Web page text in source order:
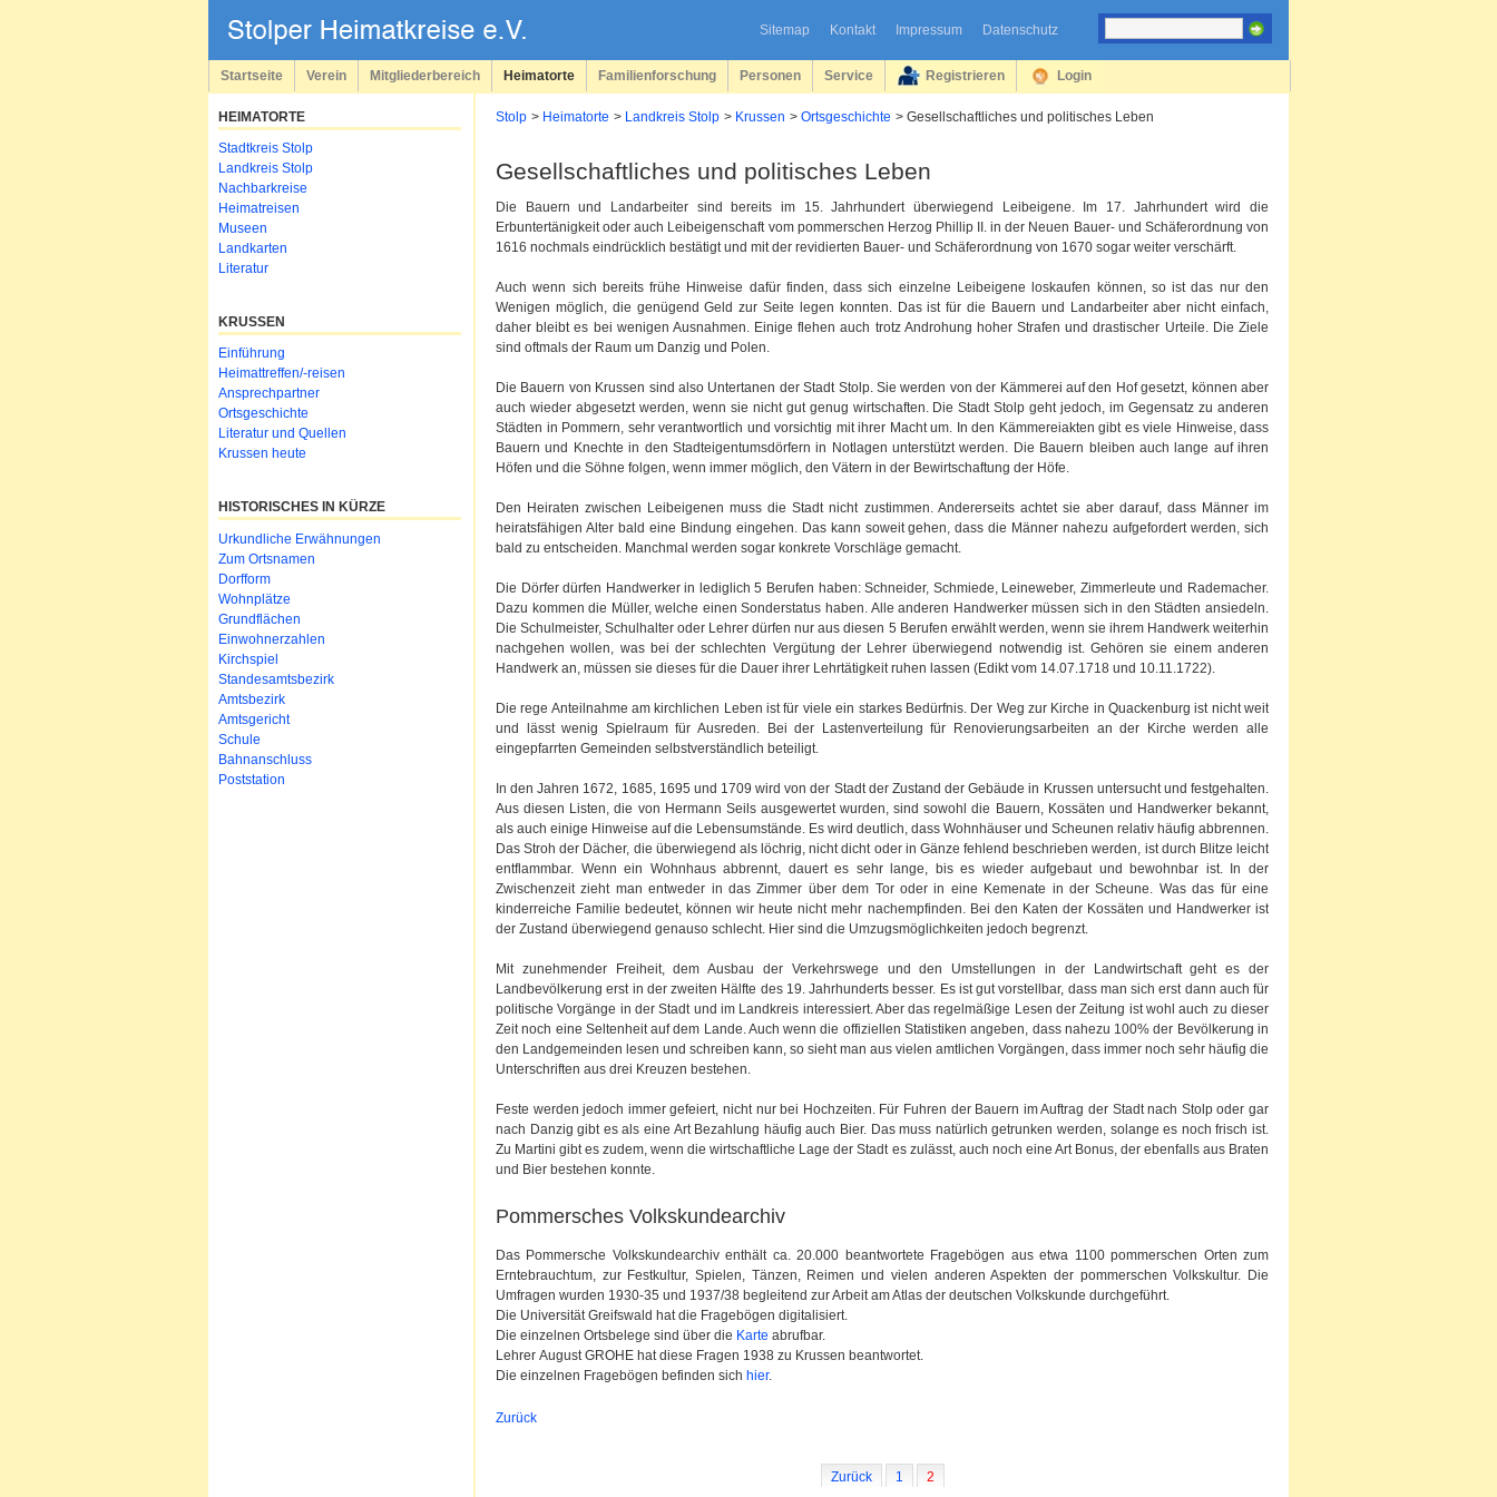
Sitemap Kontakt Impressum Datenschutz
überspringen
Startseite Verein Mitgliederbereich Heimatorte Familienforschung Personen Service Registrieren Login
Stolp Heimatorte Landkreis Stolp Krussen Ortsgeschichte Gesellschaftliches und politisches Leben
Gesellschaftliches und politisches Leben
Die Bauern und Landarbeiter sind bereits im 15. Jahrhundert überwiegend Leibeigene. Im 17. Jahrhundert wird die
Erbuntertänigkeit oder auch Leibeigenschaft vom pommerschen Herzog Phillip II. in der Neuen Bauer- und Schäferordnung von
1616 nochmals eindrücklich bestätigt und mit der revidierten Bauer- und Schäferordnung von 1670 sogar weiter verschärft.
Auch wenn sich bereits frühe Hinweise dafür finden, dass sich einzelne Leibeigene loskaufen können, so ist das nur den
Wenigen möglich, die genügend Geld zur Seite legen konnten. Das ist für die Bauern und Landarbeiter aber nicht einfach,
daher bleibt es bei wenigen Ausnahmen. Einige flehen auch trotz Androhung hoher Strafen und drastischer Urteile. Die Ziele
sind oftmals der Raum um Danzig und Polen.
Die Bauern von Krussen sind also Untertanen der Stadt Stolp. Sie werden von der Kämmerei auf den Hof gesetzt, können aber
auch wieder abgesetzt werden, wenn sie nicht gut genug wirtschaften. Die Stadt Stolp geht jedoch, im Gegensatz zu anderen
Städten in Pommern, sehr verantwortlich und vorsichtig mit ihrer Macht um. In den Kämmereiakten gibt es viele Hinweise, dass
Bauern und Knechte in den Stadteigentumsdörfern in Notlagen unterstützt werden. Die Bauern bleiben auch lange auf ihren
Höfen und die Söhne folgen, wenn immer möglich, den Vätern in der Bewirtschaftung der Höfe.
Den Heiraten zwischen Leibeigenen muss die Stadt nicht zustimmen. Andererseits achtet sie aber darauf, dass Männer im
heiratsfähigen Alter bald eine Bindung eingehen. Das kann soweit gehen, dass die Männer nahezu aufgefordert werden, sich
bald zu entscheiden. Manchmal werden sogar konkrete Vorschläge gemacht.
Die Dörfer dürfen Handwerker in lediglich 5 Berufen haben: Schneider, Schmiede, Leineweber, Zimmerleute und Rademacher.
Dazu kommen die Müller, welche einen Sonderstatus haben. Alle anderen Handwerker müssen sich in den Städten ansiedeln.
Die Schulmeister, Schulhalter oder Lehrer dürfen nur aus diesen 5 Berufen erwählt werden, wenn sie ihrem Handwerk weiterhin
nachgehen wollen, was bei der schlechten Vergütung der Lehrer überwiegend notwendig ist. Gehören sie einem anderen
Handwerk an, müssen sie dieses für die Dauer ihrer Lehrtätigkeit ruhen lassen (Edikt vom 14.07.1718 und 10.11.1722).
Die rege Anteilnahme am kirchlichen Leben ist für viele ein starkes Bedürfnis. Der Weg zur Kirche in Quackenburg ist nicht weit
und lässt wenig Spielraum für Ausreden. Bei der Lastenverteilung für Renovierungsarbeiten an der Kirche werden alle
eingepfarrten Gemeinden selbstverständlich beteiligt.
In den Jahren 1672, 1685, 1695 und 1709 wird von der Stadt der Zustand der Gebäude in Krussen untersucht und festgehalten.
Aus diesen Listen, die von Hermann Seils ausgewertet wurden, sind sowohl die Bauern, Kossäten und Handwerker bekannt,
als auch einige Hinweise auf die Lebensumstände. Es wird deutlich, dass Wohnhäuser und Scheunen relativ häufig abbrennen.
Das Stroh der Dächer, die überwiegend als löchrig, nicht dicht oder in Gänze fehlend beschrieben werden, ist durch Blitze leicht
entflammbar. Wenn ein Wohnhaus abbrennt, dauert es sehr lange, bis es wieder aufgebaut und bewohnbar ist. In der
Zwischenzeit zieht man entweder in das Zimmer über dem Tor oder in eine Kemenate in der Scheune. Was das für eine
kinderreiche Familie bedeutet, können wir heute nicht mehr nachempfinden. Bei den Katen der Kossäten und Handwerker ist
der Zustand überwiegend genauso schlecht. Hier sind die Umzugsmöglichkeiten jedoch begrenzt.
Mit zunehmender Freiheit, dem Ausbau der Verkehrswege und den Umstellungen in der Landwirtschaft geht es der
Landbevölkerung erst in der zweiten Hälfte des 19. Jahrhunderts besser. Es ist gut vorstellbar, dass man sich erst dann auch für
politische Vorgänge in der Stadt und im Landkreis interessiert. Aber das regelmäßige Lesen der Zeitung ist wohl auch zu dieser
Zeit noch eine Seltenheit auf dem Lande. Auch wenn die offiziellen Statistiken angeben, dass nahezu 100% der Bevölkerung in
den Landgemeinden lesen und schreiben kann, so sieht man aus vielen amtlichen Vorgängen, dass immer noch sehr häufig die
Unterschriften aus drei Kreuzen bestehen.
Feste werden jedoch immer gefeiert, nicht nur bei Hochzeiten. Für Fuhren der Bauern im Auftrag der Stadt nach Stolp oder gar
nach Danzig gibt es als eine Art Bezahlung häufig auch Bier. Das muss natürlich getrunken werden, solange es noch frisch ist.
Zu Martini gibt es zudem, wenn die wirtschaftliche Lage der Stadt es zulässt, auch noch eine Art Bonus, der ebenfalls aus Braten
und Bier bestehen konnte.
Pommersches Volkskundearchiv
Das Pommersche Volkskundearchiv enthält ca. 20.000 beantwortete Fragebögen aus etwa 1100 pommerschen Orten zum
Erntebrauchtum, zur Festkultur, Spielen, Tänzen, Reimen und vielen anderen Aspekten der pommerschen Volkskultur. Die
Umfragen wurden 1930-35 und 1937/38 begleitend zur Arbeit am Atlas der deutschen Volkskunde durchgeführt.
Die Universität Greifswald hat die Fragebögen digitalisiert.
Die einzelnen Ortsbelege sind über die Karte abrufbar.
Lehrer August GROHE hat diese Fragen 1938 zu Krussen beantwortet.
Die einzelnen Fragebögen befinden sich hier.
Zurück
Zurück 1 2
HEIMATORTE
Navigation
überspringen
Stadtkreis Stolp
Landkreis Stolp
Nachbarkreise
Heimatreisen
Museen
Landkarten
Literatur
KRUSSEN
Navigation
überspringen
Einführung
Heimattreffen/-reisen
Ansprechpartner
Ortsgeschichte
Literatur und Quellen
Krussen heute
HISTORISCHES IN KÜRZE
Urkundliche Erwähnungen
Zum Ortsnamen
Dorfform
Wohnplätze
Grundflächen
Einwohnerzahlen
Kirchspiel
Standesamtsbezirk
Amtsbezirk
Amtsgericht
Schule
Bahnanschluss
Poststation